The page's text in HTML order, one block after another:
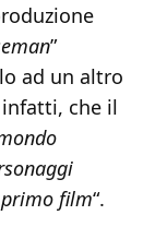
”
ad un altro
che il
film“.